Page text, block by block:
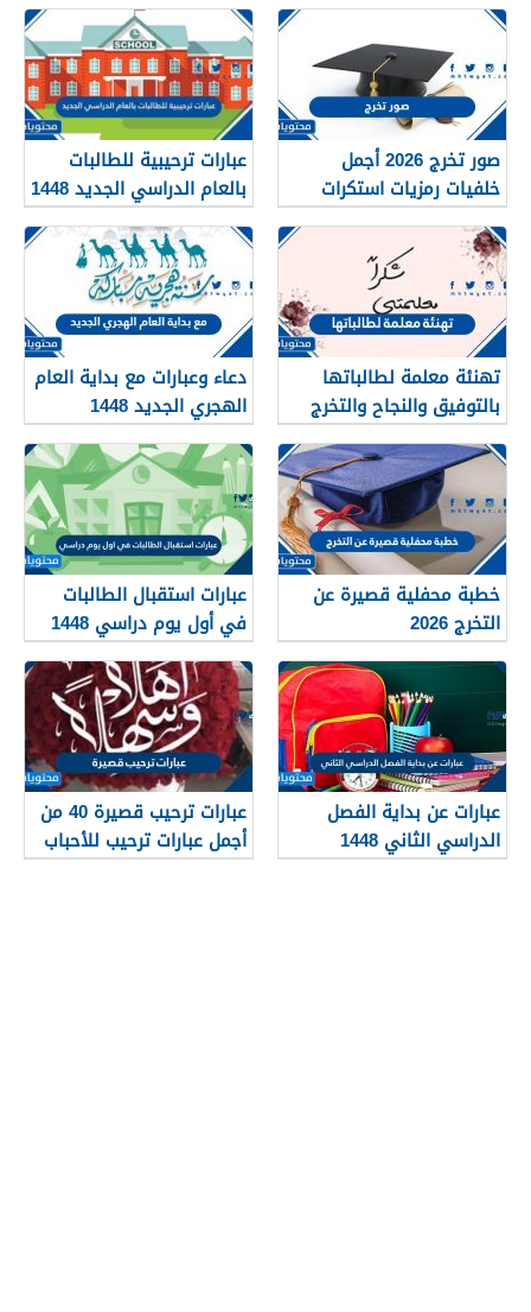
صور تخرج 2026 أجمل
خلفيات رمزيات استكرات
مبروك التخرج 1448
عبارات ترحيبية للطالبات
بالعام الدراسي الجديد 1448
بالصور
تهنئة معلمة لطالباتها
بالتوفيق والنجاح والتخرج
2026
دعاء وعبارات مع بداية العام
الهجري الجديد 1448
خطبة محفلية قصيرة عن
التخرج 2026
عبارات استقبال الطالبات
في أول يوم دراسي 1448
عبارات عن بداية الفصل
الدراسي الثاني 1448
عبارات ترحيب قصيرة 40 من
أجمل عبارات ترحيب للأحباب
والأصدقاء 2026